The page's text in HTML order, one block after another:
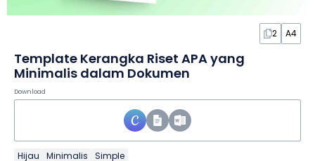
2 A4
Template Kerangka Riset APA yang
Minimalis dalam Dokumen
Download
Hijau Minimalis Simple